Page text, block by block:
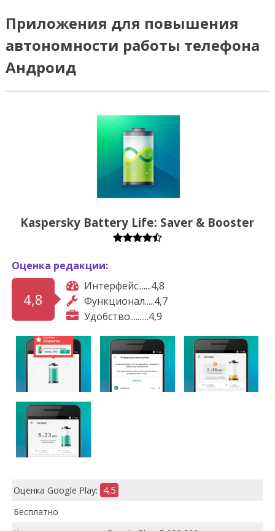
Приложения для повышения
автономности работы телефона
Андроид
Kaspersky Battery Life: Saver & Booster
Оценка редакции:
4,8
Интерфейс.......4,8
Функционал.....4,7
Удобство..........4,9
Оценка Google Play: 4,5
Бесплатно